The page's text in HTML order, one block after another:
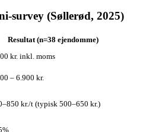
(Søllerød, 2025)
Resultat (n=38 ejendomme)
kr. inkl. moms
– 6.900 kr.
kr./t (typisk 500–650 kr.)